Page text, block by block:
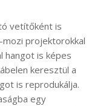
vetítőként is
mozi projektorokkal
hangot is képes
keresztül a
is reprodukálja.
egy